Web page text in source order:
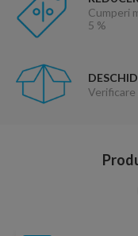
Cumperi
5 %
Verificare